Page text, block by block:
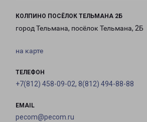
КОЛПИНО ПОСЁЛОК ТЕЛЬМАНА 2Б
город Тельмана, посёлок Тельмана, 2Б
на карте
ТЕЛЕФОН
+7(812) 458-09-02, 8(812) 494-88-88
EMAIL
pecom@pecom.ru